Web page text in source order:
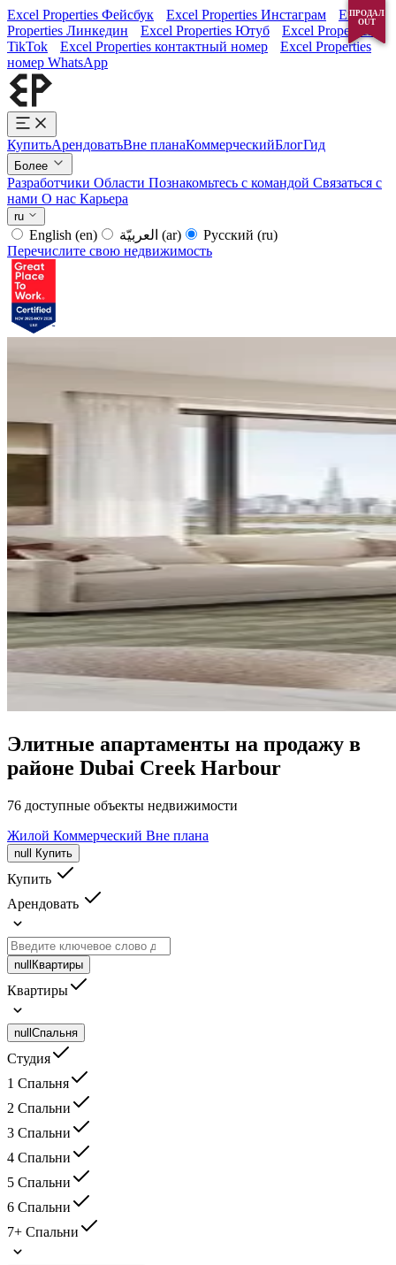
Excel Properties Фейсбук Excel Properties Инстаграм
Excel
Properties Линкедин
Excel Properties Ютуб
Excel Properties
TikTok
Excel Properties контактный номер
Excel Properties
номер WhatsApp
КупитьАрендоватьВне планаКоммерческийБлогГид
Более
Разработчики Области Познакомьтесь с командой Связаться с
нами О нас Карьера
ru
English (en) (ar) Русский (ru)
Перечислите свою недвижимость
Элитные апартаменты на продажу в
районе Dubai Creek Harbour
76 доступные объекты недвижимости
Жилой Коммерческий Вне плана
null Купить
Купить
Арендовать
null Квартиры
Квартиры
null Спальня
Студия
1 Спальня
2 Спальни
3 Спальни
4 Спальни
5 Спальни
6 Спальни
7+ Спальни
ПРОДАЛ
OUT
ПРОДАЛ
OUT